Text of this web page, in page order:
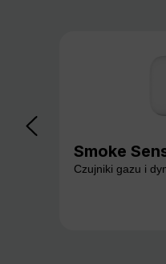
Smoke
Czujniki gazu i